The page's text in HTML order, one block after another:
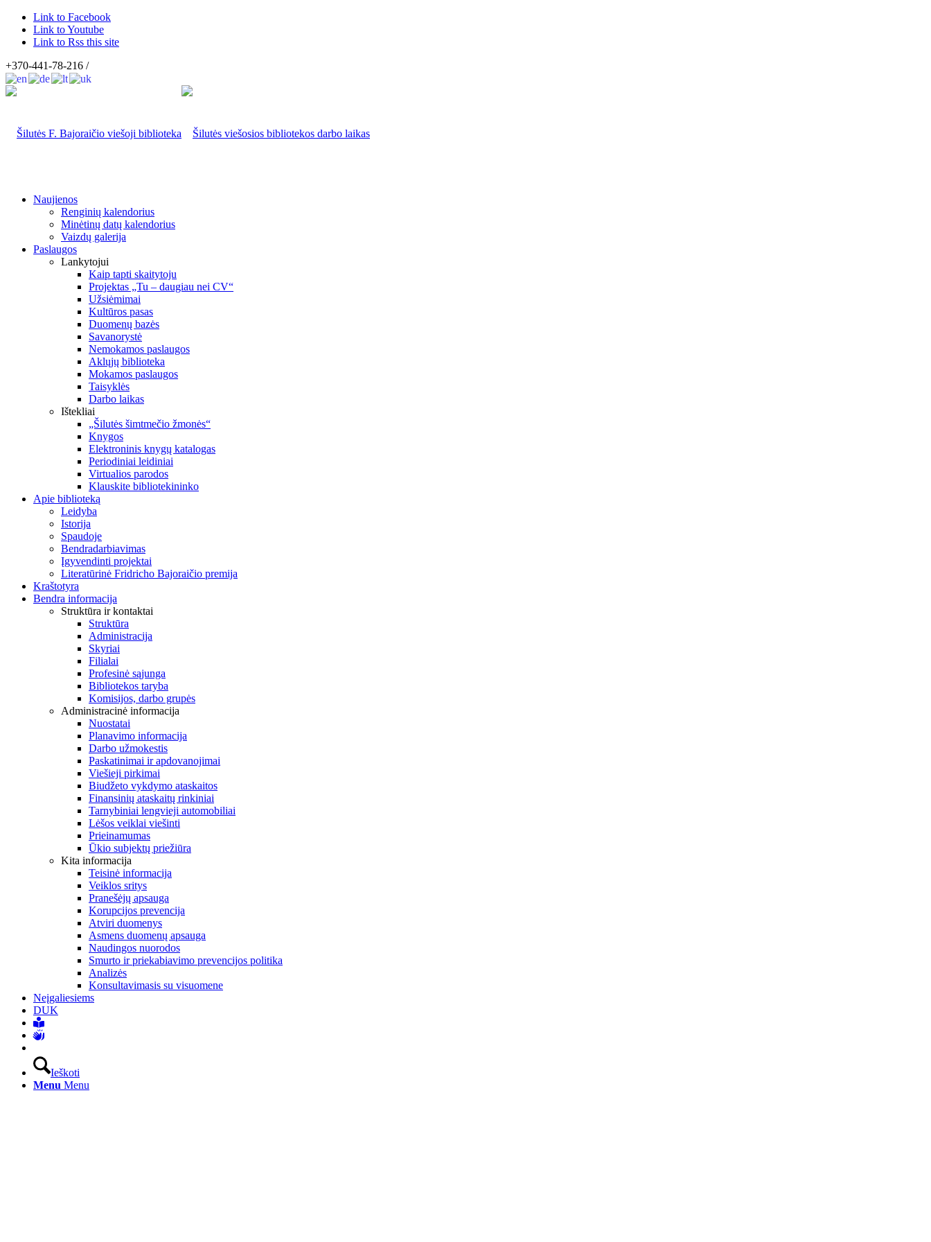
Link to Facebook
Link to Youtube
Link to Rss this site
+370-441-78-216 /
Naujienos
Renginių kalendorius
Minėtinų datų kalendorius
Vaizdų galerija
Paslaugos
Lankytojui
Kaip tapti skaitytoju
Projektas „Tu – daugiau nei CV“
Užsiėmimai
Kultūros pasas
Duomenų bazės
Savanorystė
Nemokamos paslaugos
Aklųjų biblioteka
Mokamos paslaugos
Taisyklės
Darbo laikas
Ištekliai
„Šilutės šimtmečio žmonės“
Knygos
Elektroninis knygų katalogas
Periodiniai leidiniai
Virtualios parodos
Klauskite bibliotekininko
Apie biblioteką
Leidyba
Istorija
Spaudoje
Bendradarbiavimas
Įgyvendinti projektai
Literatūrinė Fridricho Bajoraičio premija
Kraštotyra
Bendra informacija
Struktūra ir kontaktai
Struktūra
Administracija
Skyriai
Filialai
Profesinė sąjunga
Bibliotekos taryba
Komisijos, darbo grupės
Administracinė informacija
Nuostatai
Planavimo informacija
Darbo užmokestis
Paskatinimai ir apdovanojimai
Viešieji pirkimai
Biudžeto vykdymo ataskaitos
Finansinių ataskaitų rinkiniai
Tarnybiniai lengvieji automobiliai
Lėšos veiklai viešinti
Prieinamumas
Ūkio subjektų priežiūra
Kita informacija
Teisinė informacija
Veiklos sritys
Pranešėjų apsauga
Korupcijos prevencija
Atviri duomenys
Asmens duomenų apsauga
Naudingos nuorodos
Smurto ir priekabiavimo prevencijos politika
Analizės
Konsultavimasis su visuomene
Neįgaliesiems
DUK
Ieškoti
Menu Menu